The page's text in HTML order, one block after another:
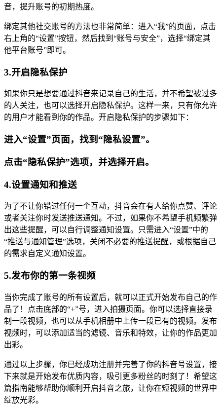
音，提升账号的初期热度。
绑定其他社交账号的方法也非常简单：进入“我”的页面，点击
右上角的“设置”按钮，然后找到“账号与安全”，选择“绑定其
他平台账号”即可。
3.开启隐私保护
如果你只是想要通过抖音来记录自己的生活，并不希望被过多
的人关注，也可以选择开启隐私保护。这样一来，只有你允许
的用户才能看到你的作品。开启隐私保护的步骤如下：
进入“设置”页面，找到“隐私设置”。
点击“隐私保护”选项，并选择开启。
4.设置通知和推送
为了不让你错过任何一个互动，抖音会在有人给你点赞、评论
或者关注你时发送推送通知。不过，如果你不希望手机频繁弹
出这些提醒，可以自行调整通知设置。只需进入“设置”中的
“推送与通知管理”选项，关闭不必要的推送提醒，或根据自己
的需求自定义通知设置。
5.发布你的第一条视频
当你完成了账号的所有设置后，就可以正式开始发布自己的作
品了！点击底部的“+”号，进入拍摄页面。你可以选择直接录
制一段视频，也可以从手机相册中上传一段已有的视频。发布
视频时，可以添加适当的滤镜、音乐和特效，让你的作品更加
出彩。
通过以上步骤，你已经成功注册并完善了你的抖音号设置，接
下来就是开始发布优质内容，吸引更多粉丝的时刻了！希望这
篇指南能够帮助你顺利开启抖音之旅，让你在短视频的世界中
绽放光彩。